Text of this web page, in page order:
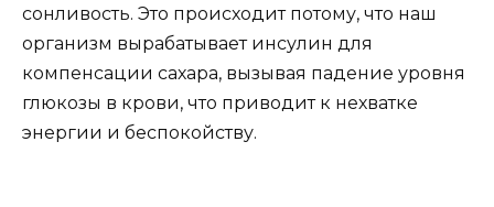
сонливость. Это происходит потому, что наш
организм вырабатывает инсулин для
компенсации сахара, вызывая падение уровня
глюкозы в крови, что приводит к нехватке
энергии и беспокойству.